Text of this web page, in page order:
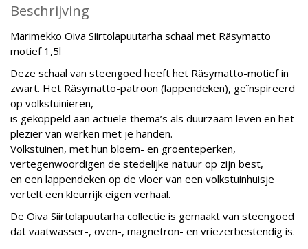
Beschrijving
Marimekko Oiva Siirtolapuutarha schaal met Räsymatto
motief 1,5l
Deze schaal van steengoed heeft het Räsymatto-motief in
zwart. Het Räsymatto-patroon (lappendeken), geïnspireerd
op volkstuinieren,
is gekoppeld aan actuele thema’s als duurzaam leven en het
plezier van werken met je handen.
Volkstuinen, met hun bloem- en groenteperken,
vertegenwoordigen de stedelijke natuur op zijn best,
en een lappendeken op de vloer van een volkstuinhuisje
vertelt een kleurrijk eigen verhaal.
De Oiva Siirtolapuutarha collectie is gemaakt van steengoed
dat vaatwasser-, oven-, magnetron- en vriezerbestendig is.